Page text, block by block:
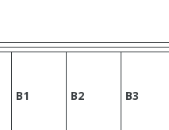
В1 В2 В3